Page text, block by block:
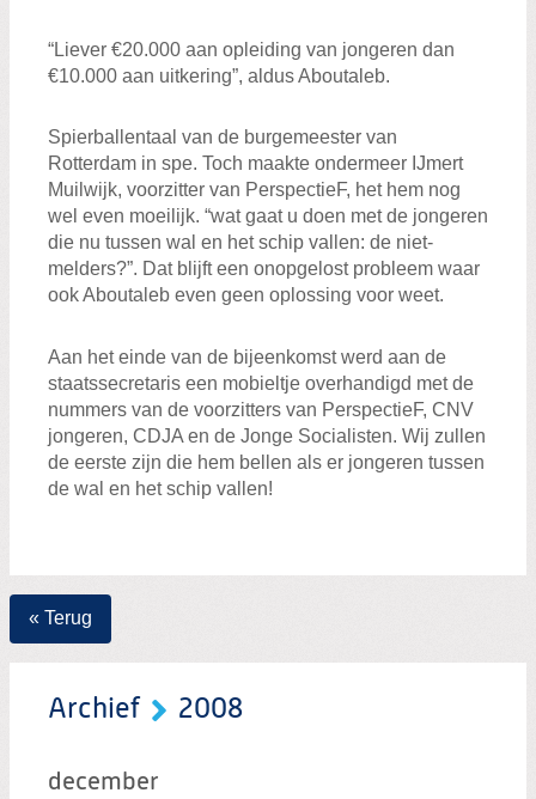
“Liever €20.000 aan opleiding van jongeren dan
€10.000 aan uitkering”, aldus Aboutaleb.
Spierballentaal van de burgemeester van
Rotterdam in spe. Toch maakte ondermeer IJmert
Muilwijk, voorzitter van PerspectieF, het hem nog
wel even moeilijk. “wat gaat u doen met de jongeren
die nu tussen wal en het schip vallen: de niet-
melders?”. Dat blijft een onopgelost probleem waar
ook Aboutaleb even geen oplossing voor weet.
Aan het einde van de bijeenkomst werd aan de
staatssecretaris een mobieltje overhandigd met de
nummers van de voorzitters van PerspectieF, CNV
jongeren, CDJA en de Jonge Socialisten. Wij zullen
de eerste zijn die hem bellen als er jongeren tussen
de wal en het schip vallen!
« Terug
Archief 2008
december